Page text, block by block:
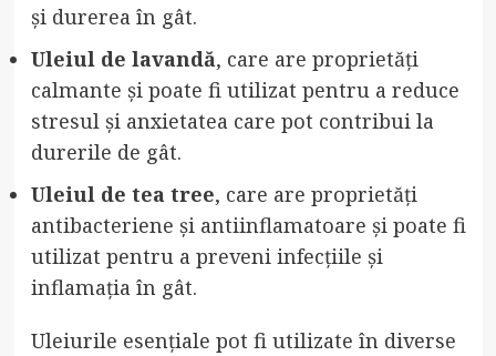
și durerea în gât.
Uleiul de lavandă, care are proprietăți
calmante și poate fi utilizat pentru a reduce
stresul și anxietatea care pot contribui la
durerile de gât.
Uleiul de tea tree, care are proprietăți
antibacteriene și antiinflamatoare și poate fi
utilizat pentru a preveni infecțiile și
inflamația în gât.
Uleiurile esențiale pot fi utilizate în diverse